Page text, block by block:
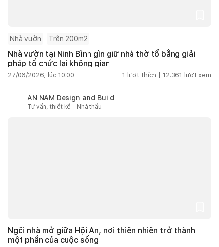
Nhà vườn Trên 200m2
Nhà vườn tại Ninh Bình gìn giữ nhà thờ tổ bằng giải
pháp tổ chức lại không gian
27/06/2026, lúc 10:00 1 lượt thích | 12.361 lượt xem
AN NAM Design and Build
Tư vấn, thiết kế - Nhà thầu
Ngôi nhà mở giữa Hội An, nơi thiên nhiên trở thành
một phần của cuộc sống